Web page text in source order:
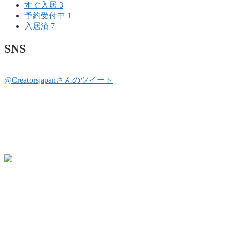
すぐ入居 3
予約受付中 1
入居済 7
SNS
@Creatorsjapanさんのツイート